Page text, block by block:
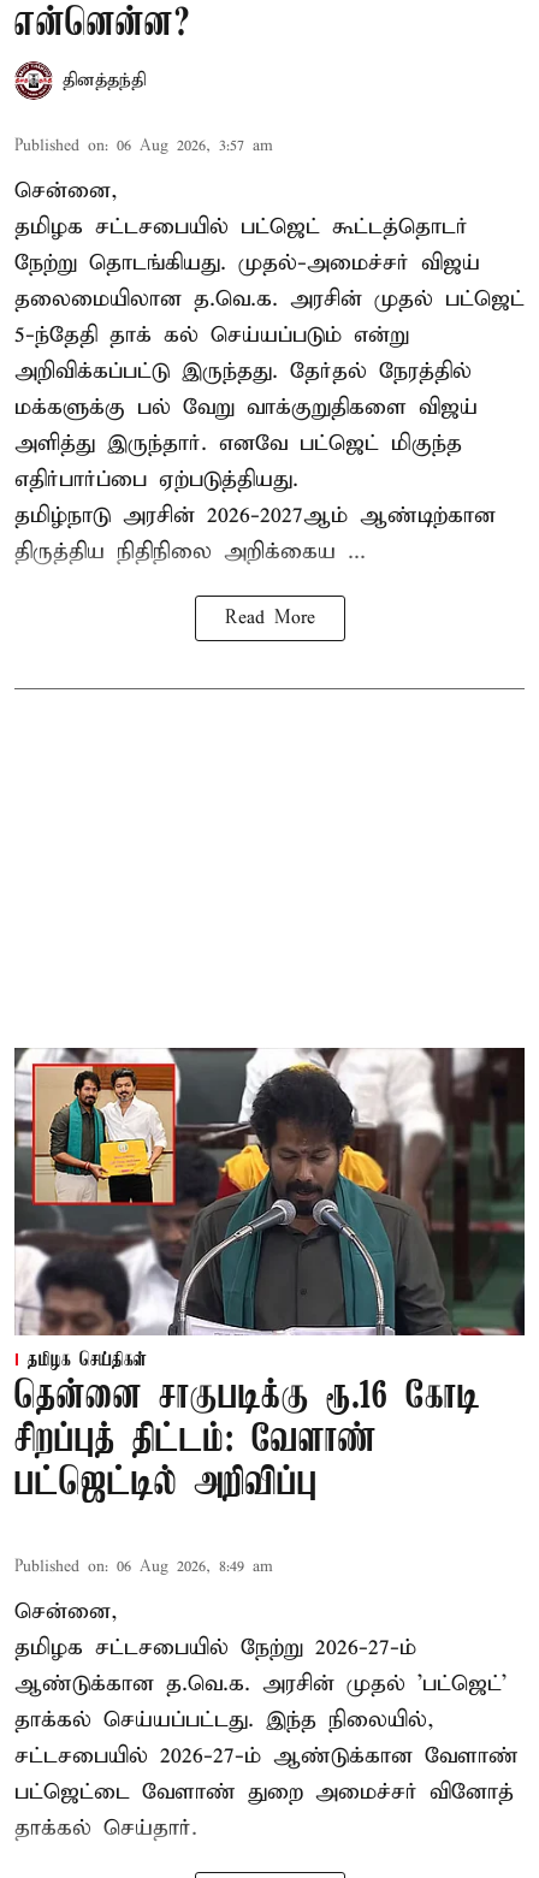
என்னென்ன?
தினத்தந்தி
Published on: 06 Aug 2026, 3:57 am
சென்னை,
தமிழக சட்டசபையில் பட்ஜெட் கூட்டத்தொடர்
நேற்று தொடங்கியது. முதல்-அமைச்சர் விஜய்
தலைமையிலான த.வெ.க. அரசின் முதல் பட்ஜெட்
5-ந்தேதி தாக் கல் செய்யப்படும் என்று
அறிவிக்கப்பட்டு இருந்தது. தேர்தல் நேரத்தில்
மக்களுக்கு பல் வேறு வாக்குறுதிகளை விஜய்
அளித்து இருந்தார். எனவே பட்ஜெட் மிகுந்த
எதிர்பார்ப்பை ஏற்படுத்தியது.
தமிழ்நாடு அரசின் 2026-2027ஆம் ஆண்டிற்கான
திருத்திய நிதிநிலை அறிக்கைய ...
Read More
தமிழக செய்திகள்
தென்னை சாகுபடிக்கு ரூ.16 கோடி
சிறப்புத் திட்டம்: வேளாண்
பட்ஜெட்டில் அறிவிப்பு
Published on: 06 Aug 2026, 8:49 am
சென்னை,
தமிழக சட்டசபையில் நேற்று 2026-27-ம்
ஆண்டுக்கான த.வெ.க. அரசின் முதல் 'பட்ஜெட்'
தாக்கல் செய்யப்பட்டது. இந்த நிலையில்,
சட்டசபையில் 2026-27-ம் ஆண்டுக்கான வேளாண்
பட்ஜெட்டை வேளாண் துறை அமைச்சர் வினோத்
தாக்கல் செய்தார்.